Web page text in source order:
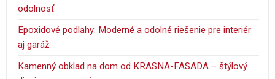
odolnosť
Epoxidové podlahy: Moderné a odolné riešenie pre interiér
aj garáž
Kamenný obklad na dom od KRASNA-FASADA – štýlový